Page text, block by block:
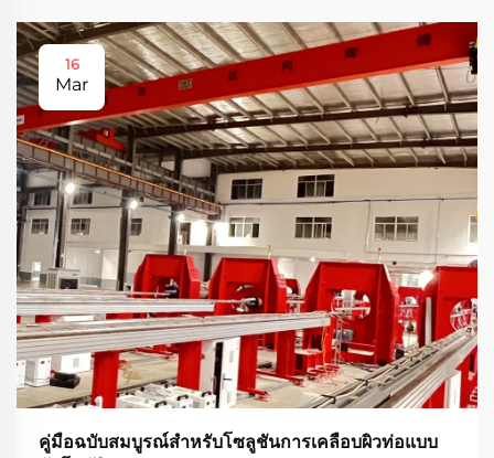
16
Mar
คู่มือฉบับสมบูรณ์สำหรับโซลูชันการเคลือบผิวท่อแบบ